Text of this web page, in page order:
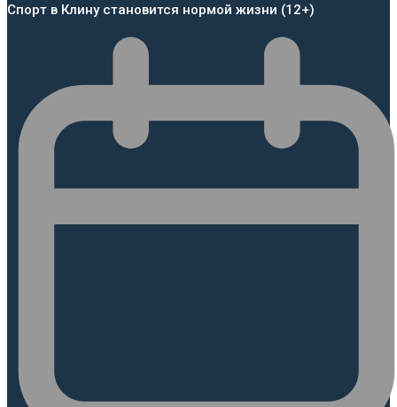
Спорт в Клину становится нормой жизни (12+)